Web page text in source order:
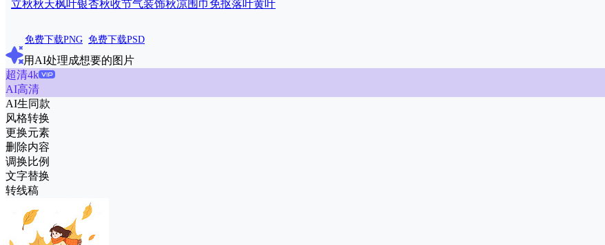
立秋秋天枫叶银杏秋收节气装饰秋凉围巾 免抠落叶黄叶
免费下载PNG 免费下载PSD
用AI处理成想要的图片
超清4k
AI高清
AI生同款
风格转换
更换元素
删除内容
调换比例
文字替换
转线稿